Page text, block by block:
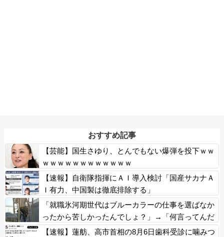
おすすめ記事
【芸能】国生さゆり、とんでもない爆弾を投下ｗｗ
ｗｗｗｗｗｗｗｗｗｗｗｗ
【速報】自衛隊指揮にＡＩ導入検討「国産サカナＡ
Ｉ有力、中国製は徹底排除する」
「就職氷河期世代はブルーカラーの仕事を選ばなか
ったから苦しかったんでしょ？」→「何言ってんだ
コイツ」の声、殺到
【速報】蓮舫、高市首相の8月6日歯科受診に噛みつ